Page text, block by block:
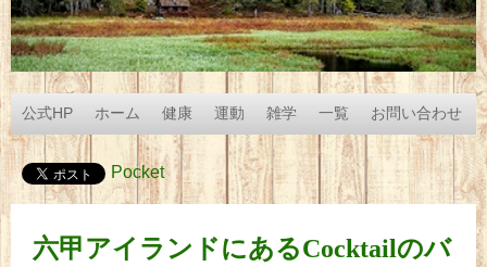
公式HP ホーム 健康 運動 雑学 一覧 お問い合わせ
Pocket
六甲アイランドにあるCocktailのバ